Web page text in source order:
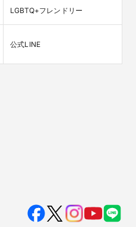
LGBTQ+フレンドリー
公式LINE